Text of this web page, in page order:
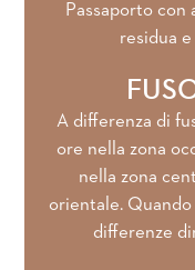
Passaporto con
residua
A differenza di
ore nella zona
nella zona
orientale. Quando
differenze